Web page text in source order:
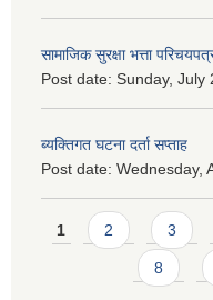
सामाजिक सुरक्षा भत्ता
Post date: Sunday, July
ब्यक्तिगत घटना दर्ता सप्ताह
Post date: Wednesday,
Pages
1 2 3
8